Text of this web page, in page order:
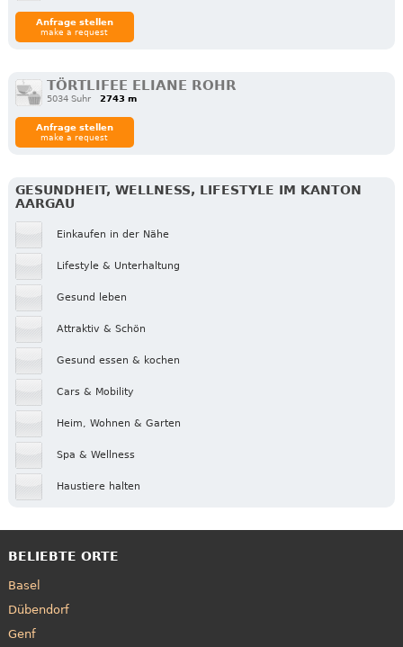
Anfrage stellen
make a request
TÖRTLIFEE ELIANE ROHR
5034 Suhr 2743 m
Anfrage stellen
make a request
GESUNDHEIT, WELLNESS, LIFESTYLE IM KANTON
AARGAU
Einkaufen in der Nähe
Lifestyle & Unterhaltung
Gesund leben
Attraktiv & Schön
Gesund essen & kochen
Cars & Mobility
Heim, Wohnen & Garten
Spa & Wellness
Haustiere halten
BELIEBTE ORTE
Basel
Dübendorf
Genf